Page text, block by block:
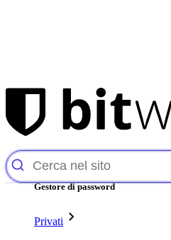
Gestore di password
Privati